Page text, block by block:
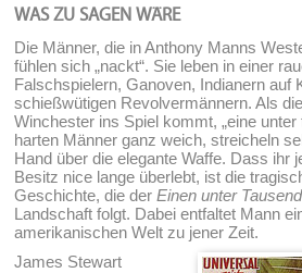
WAS ZU SAGEN WÄRE
Die Männer, die in Anthony Manns
fühlen sich „nackt“. Sie leben in einer
Falschspielern, Ganoven, Indianern auf
schießwütigen Revolvermännern. Als
Winchester ins Spiel kommt, „eine unter
harten Männer ganz weich, streicheln
Hand über die elegante Waffe. Dass ihr
Besitz nice lange überlebt, ist die
Geschichte, die derEinen unter Tausend
Landschaft folgt. Dabei entfaltet Mann
amerikanischen Welt zu jener Zeit.
James Stewart